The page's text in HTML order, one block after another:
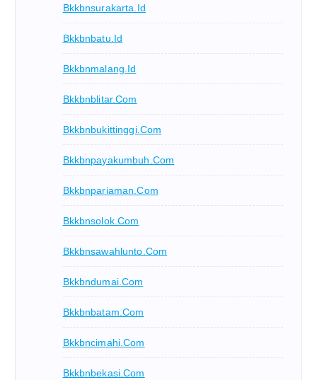
Bkkbnsurakarta.id
Bkkbnbatu.id
Bkkbnmalang.id
Bkkbnblitar.com
Bkkbnbukittinggi.com
Bkkbnpayakumbuh.com
Bkkbnpariaman.com
Bkkbnsolok.com
Bkkbnsawahlunto.com
Bkkbndumai.com
Bkkbnbatam.com
Bkkbncimahi.com
Bkkbnbekasi.com